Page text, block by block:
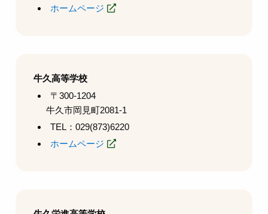
ホームページ
牛久高等学校
〒300-1204
牛久市岡見町2081-1
TEL：029(873)6220
ホームページ